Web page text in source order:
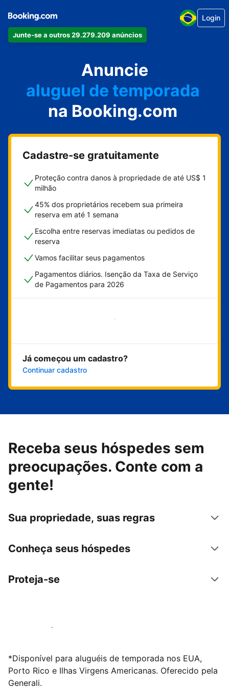
Junte-se a outros 29.279.209 anúncios
Login
Anuncie
seu apartamento
seu hotel
aluguel de temporada
sua pousada
sua casa
na Booking.com
Cadastre-se gratuitamente
Proteção contra danos à propriedade de até US$ 1
milhão
45% dos proprietários recebem sua primeira
reserva em até 1 semana
Escolha entre reservas imediatas ou pedidos de
reserva
Vamos facilitar seus pagamentos
Pagamentos diários. Isenção da Taxa de Serviço
de Pagamentos para 2026
Comece agora
Já começou um cadastro?
Continuar cadastro
Receba seus hóspedes sem
preocupações. Conte com a
gente!
Sua propriedade, suas regras
Conheça seus hóspedes
Proteja-se
Anunciar conosco
*Disponível para aluguéis de temporada nos EUA,
Porto Rico e Ilhas Virgens Americanas. Oferecido pela
Generali.